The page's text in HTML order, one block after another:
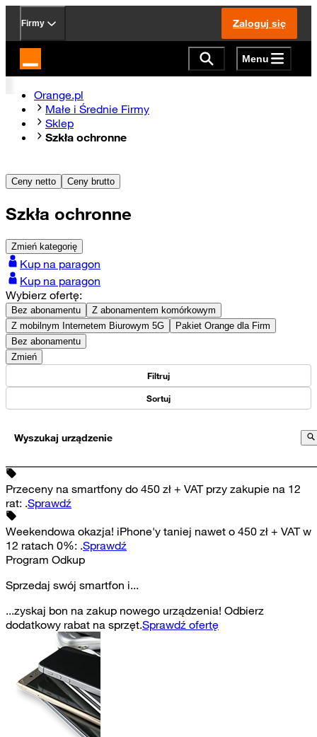
Firmy Zaloguj się
Strona główna Orange.pl Menu
Orange.pl
Małe i Średnie Firmy
Sklep
Szkła ochronne
Ceny netto Ceny brutto
Szkła ochronne
Zmień kategorię
Kup na paragon
Kup na paragon
Wybierz ofertę:
Bez abonamentu
Z abonamentem komórkowym
Z mobilnym Internetem Biurowym 5G
Pakiet Orange dla Firm
Bez abonamentu
Zmień
Filtruj
Sortuj
Wyszukaj urządzenie
Przeceny na smartfony do 450 zł + VAT przy zakupie na 12
rat: .Sprawdź
Weekendowa okazja! iPhone'y taniej nawet o 450 zł + VAT w
12 ratach 0%: .Sprawdź
Program Odkup
Sprzedaj swój smartfon i...
...zyskaj bon na zakup nowego urządzenia! Odbierz
dodatkowy rabat na sprzęt.Sprawdź ofertę